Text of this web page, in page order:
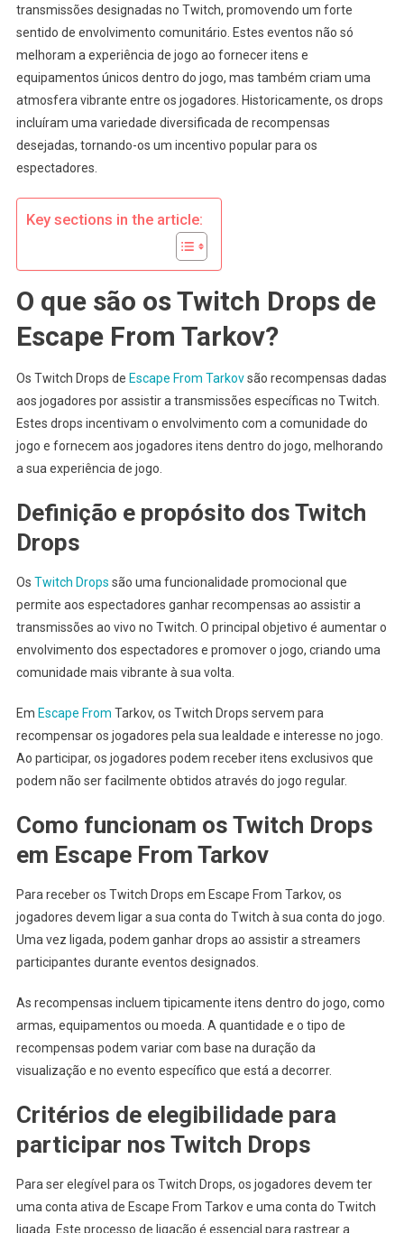
Drops:
Eventos
Históricas,
transmissões designadas no Twitch, promovendo um forte
sentido de envolvimento comunitário. Estes eventos não só
melhoram a experiência de jogo ao fornecer itens e
equipamentos únicos dentro do jogo, mas também criam uma
atmosfera vibrante entre os jogadores. Historicamente, os drops
incluíram uma variedade diversificada de recompensas
desejadas, tornando-os um incentivo popular para os
espectadores.
Key sections in the article:
O que são os Twitch Drops de
Escape From Tarkov?
Os Twitch Drops de Escape From Tarkovsão recompensas dadas
aos jogadores por assistir a transmissões específicas no Twitch.
Estes drops incentivam o envolvimento com a comunidade do
jogo e fornecem aos jogadores itens dentro do jogo, melhorando
a sua experiência de jogo.
Definição e propósito dos Twitch
Drops
Os Twitch Drops são uma funcionalidade promocional que
permite aos espectadores ganhar recompensas ao assistir a
transmissões ao vivo no Twitch. O principal objetivo é aumentar o
envolvimento dos espectadores e promover o jogo, criando uma
comunidade mais vibrante à sua volta.
Em Escape From Tarkov, os Twitch Drops servem para
recompensar os jogadores pela sua lealdade e interesse no jogo.
Ao participar, os jogadores podem receber itens exclusivos que
podem não ser facilmente obtidos através do jogo regular.
Como funcionam os Twitch Drops
em Escape From Tarkov
Para receber os Twitch Drops em Escape From Tarkov, os
jogadores devem ligar a sua conta do Twitch à sua conta do jogo.
Uma vez ligada, podem ganhar drops ao assistir a streamers
participantes durante eventos designados.
As recompensas incluem tipicamente itens dentro do jogo, como
armas, equipamentos ou moeda. A quantidade e o tipo de
recompensas podem variar com base na duração da
visualização e no evento específico que está a decorrer.
Critérios de elegibilidade para
participar nos Twitch Drops
Para ser elegível para os Twitch Drops, os jogadores devem ter
uma conta ativa de Escape From Tarkov e uma conta do Twitch
ligada. Este processo de ligação é essencial para rastrear a